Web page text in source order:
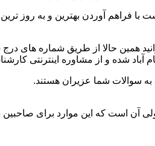
با فراهم آوردن بهترین و به روز
همین حالا از طریق شماره
شده و از مشاوره اینترنتی
به سوالات شما عزیران هستند.
آن است که این موارد برای